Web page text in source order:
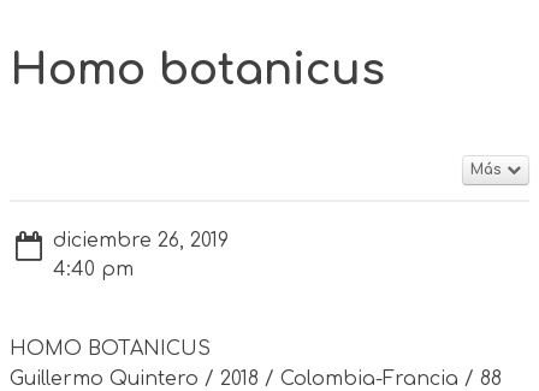
Homo botanicus
Más
diciembre 26, 2019
4:40 pm
HOMO BOTANICUS
Guillermo Quintero / 2018 / Colombia-Francia / 88